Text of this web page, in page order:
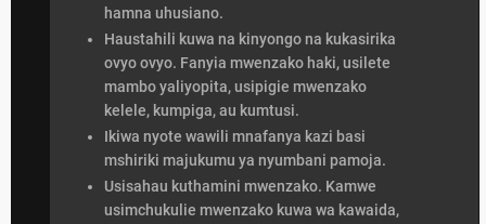
hamna uhusiano.
Haustahili kuwa na kinyongo na kukasirika
ovyo ovyo. Fanyia mwenzako haki, usilete
mambo yaliyopita, usipigie mwenzako
kelele, kumpiga, au kumtusi.
Ikiwa nyote wawili mnafanya kazi basi
mshiriki majukumu ya nyumbani pamoja.
Usisahau kuthamini mwenzako. Kamwe
usimchukulie mwenzako kuwa wa kawaida,